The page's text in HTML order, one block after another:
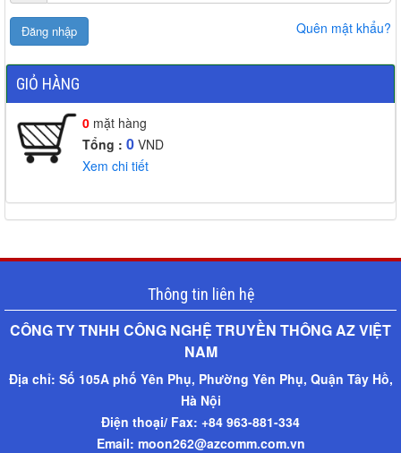
Quên mật khẩu?
GIỎ HÀNG
0 mặt hàng
Tổng : 0 VND
Xem chi tiết
Thông tin liên hệ
CÔNG TY TNHH CÔNG NGHỆ TRUYỀN THÔNG AZ VIỆT
NAM​
Địa chỉ: Số 105A phố Yên Phụ, Phường Yên Phụ, Quận Tây Hồ,
Hà Nội
Điện thoại/ Fax: +84 963-881-334
Email: moon262@azcomm.com.vn